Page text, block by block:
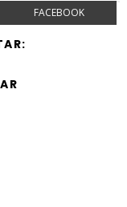
FACEBOOK